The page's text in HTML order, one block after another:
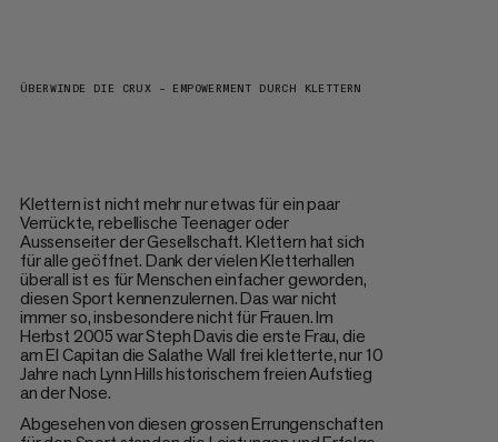
ÜBERWINDE DIE CRUX – EMPOWERMENT DURCH KLETTERN
Klettern ist nicht mehr nur etwas für ein paar
Verrückte, rebellische Teenager oder
Aussenseiter der Gesellschaft. Klettern hat sich
für alle geöffnet. Dank der vielen Kletterhallen
überall ist es für Menschen einfacher geworden,
diesen Sport kennenzulernen. Das war nicht
immer so, insbesondere nicht für Frauen. Im
Herbst 2005 war Steph Davis die erste Frau, die
am El Capitan die Salathe Wall frei kletterte, nur 10
Jahre nach Lynn Hills historischem freien Aufstieg
an der Nose.
Abgesehen von diesen grossen Errungenschaften